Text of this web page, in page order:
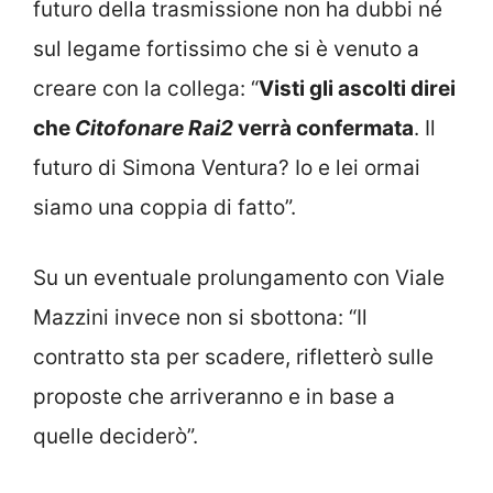
futuro della trasmissione non ha dubbi né
sul legame fortissimo che si è venuto a
creare con la collega: “Visti gli ascolti direi
che Citofonare Rai2verrà confermata. Il
futuro di Simona Ventura? Io e lei ormai
siamo una coppia di fatto”.
Su un eventuale prolungamento con Viale
Mazzini invece non si sbottona: “Il
contratto sta per scadere, rifletterò sulle
proposte che arriveranno e in base a
quelle deciderò”.